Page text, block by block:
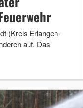
(Kreis Erlangen-
auf. Das